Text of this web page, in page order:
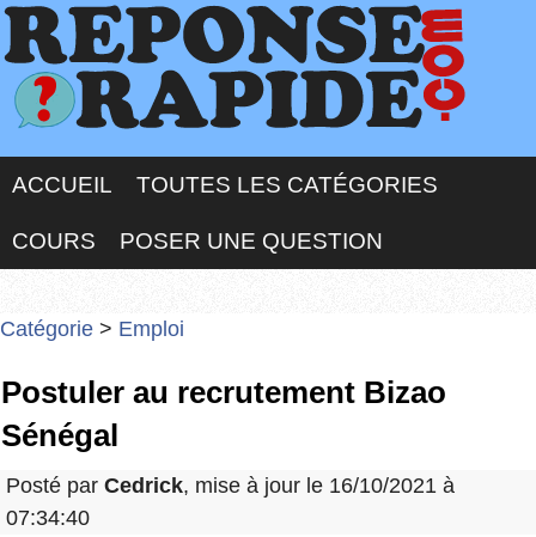
ACCUEIL TOUTES LES CATÉGORIES
COURS POSER UNE QUESTION
Catégorie > Emploi
Postuler au recrutement Bizao
Sénégal
Posté par Cedrick, mise à jour le 16/10/2021 à
07:34:40